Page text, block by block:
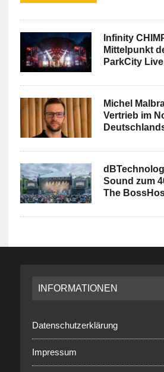
Infinity
Mittelpunkt
ParkCity
Michel
Vertrieb im
Sound zum
The
INFORMATIONEN
Datenschutzerklärung
Impressum